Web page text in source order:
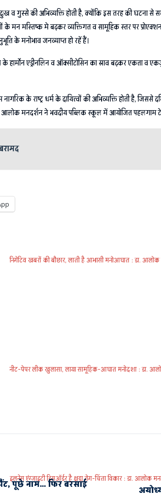
दुःख व गुस्से की अभिव्यक्ति होती है, क्योंकि इस तरह की
के मन मस्तिष्क मे बढ़कर व्यक्तिगत व सामूहिक स्तर पर
के मनोभाव जनव्याप्त हो रहें हैं।
एड्रीनलिन व ऑक्सीटोसिन का स्राव बढ़कर एकता व
के राष्ट्र धर्म के दायित्वों की अभिव्यक्ति होती है,
डा आलोक मनदर्शन ने भवदीय पब्लिक स्कूल में आयोजित
निगेटिव खबरों की बौछार, लाती है आभासी मनोआघात : डा. आलोक
नीट-पेपर लीक खुलासा, लाया सामूहिक-आघात मनोदशा : डा.
इलनेस एंग्जाइटी डिसऑर्डर है क्षद्म रोग-चिंता विकार : डा. आलोक
पूछे नाम… फिर बरसाई